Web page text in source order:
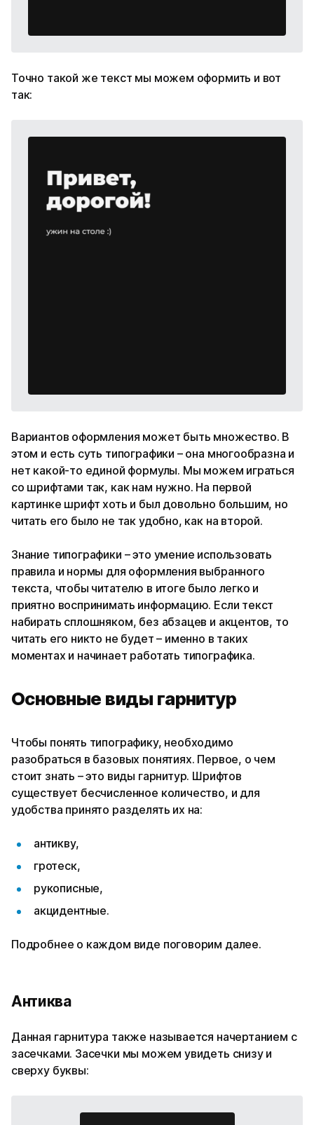
Точно такой же текст мы можем оформить и вот
так:
Вариантов оформления может быть множество. В
этом и есть суть типографики – она многообразна и
нет какой-то единой формулы. Мы можем играться
со шрифтами так, как нам нужно. На первой
картинке шрифт хоть и был довольно большим, но
читать его было не так удобно, как на второй.
Знание типографики – это умение использовать
правила и нормы для оформления выбранного
текста, чтобы читателю в итоге было легко и
приятно воспринимать информацию. Если текст
набирать сплошняком, без абзацев и акцентов, то
читать его никто не будет – именно в таких
моментах и начинает работать типографика.
Основные виды гарнитур
Чтобы понять типографику, необходимо
разобраться в базовых понятиях. Первое, о чем
стоит знать – это виды гарнитур. Шрифтов
существует бесчисленное количество, и для
удобства принято разделять их на:
антикву,
гротеск,
рукописные,
акцидентные.
Подробнее о каждом виде поговорим далее.
Антиква
Данная гарнитура также называется начертанием с
засечками. Засечки мы можем увидеть снизу и
сверху буквы: